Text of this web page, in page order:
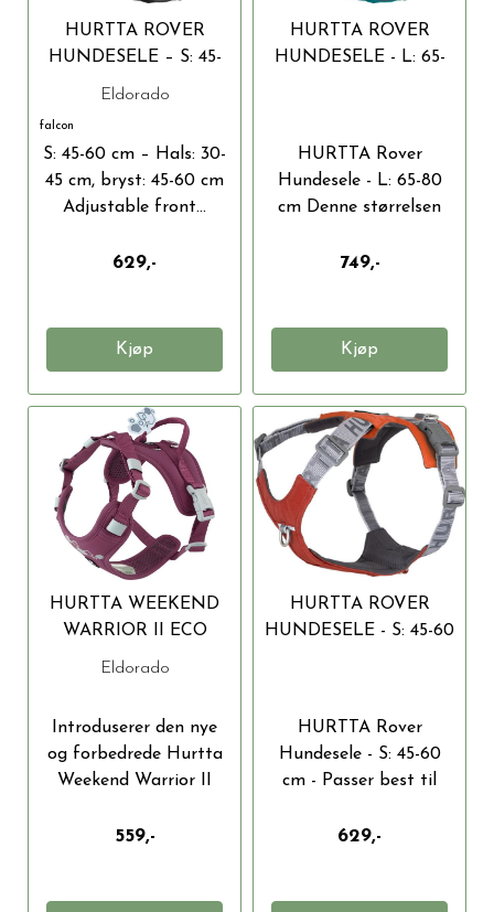
HURTTA ROVER
HUNDESELE – S: 45-
60 CM
Eldorado
falcon
S: 45-60 cm – Hals: 30-
45 cm, bryst: 45-60 cm
Adjustable front...
629,-
Kjøp
HURTTA ROVER
HUNDESELE - L: 65-
HURTTA Rover
Hundesele - L: 65-80
cm Denne størrelsen
749,-
Kjøp
HURTTA WEEKEND
WARRIOR II ECO
HUNDESELE XS (40-
Eldorado
Introduserer den nye
og forbedrede Hurtta
Weekend Warrior II
559,-
HURTTA ROVER
HUNDESELE - S: 45-60
HURTTA Rover
Hundesele - S: 45-60
cm - Passer best til
629,-